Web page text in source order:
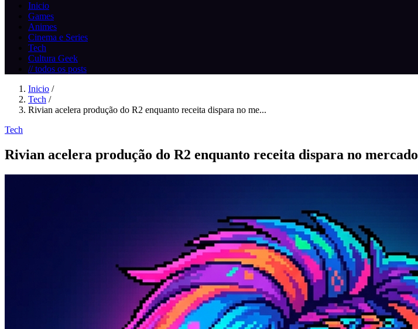
Inicio
Games
Animes
Cinema e Series
Tech
Cultura Geek
// todos os posts
Inicio /
Tech /
Rivian acelera produção do R2 enquanto receita dispara no me...
Tech
Rivian acelera produção do R2 enquanto receita dispara no mercado